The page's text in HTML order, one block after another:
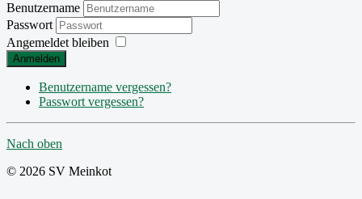
Benutzername
Passwort
Angemeldet bleiben
Anmelden
Benutzername vergessen?
Passwort vergessen?
Nach oben
© 2026 SV Meinkot